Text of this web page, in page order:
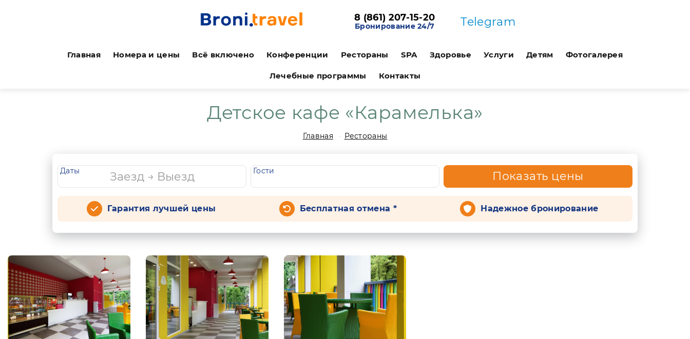
8 (861) 207-15-20
Бронирование 24/7 Telegram
Главная Номера и цены Всё включено Конференции Рестораны SPA Здоровье Услуги Детям Фотогалерея
Лечебные программы Контакты
Детское кафе «Карамелька»
Главная Рестораны
Даты Гости Показать цены
Гарантия лучшей цены Бесплатная отмена * Надежное бронирование